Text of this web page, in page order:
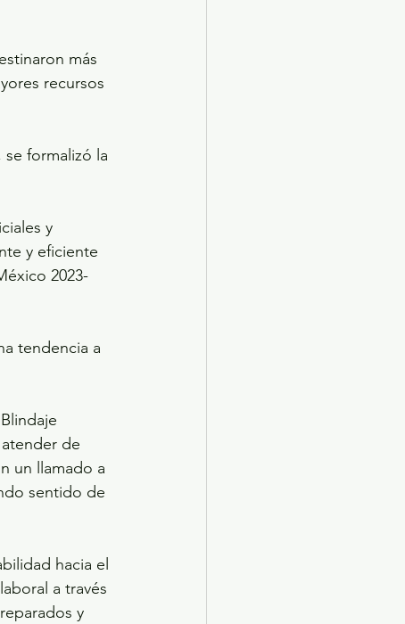
más
recursos
formalizó la
y eficiente
2023-
tendencia a
de
un llamado a
sentido de
hacia el
a través
y